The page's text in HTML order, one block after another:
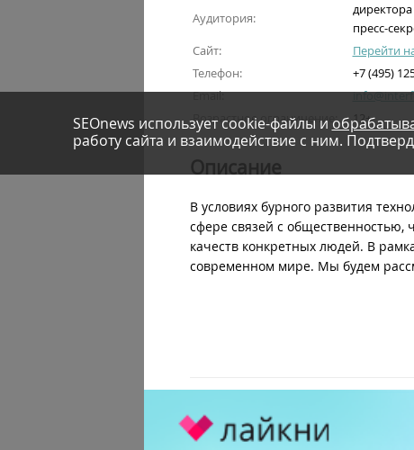
Аудитория:
пресс-
Сайт:
Перейти
Телефон:
+7 (495)
Email:
Возрастное ограничение:
12+
Описание
В условиях бурного развития
сфере связей с общественностью,
качеств конкретных людей. В
современном мире. Мы будем
SEOnews использует cookie-файлы и
работу сайта и взаимодействие с ним.